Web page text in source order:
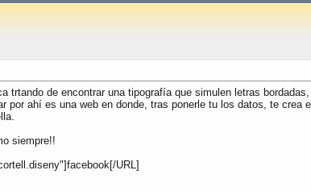
de encontrar una tipografía que simulen letras
por ahí es una web en donde, tras ponerle tu los datos, te
siempre!!
URL]